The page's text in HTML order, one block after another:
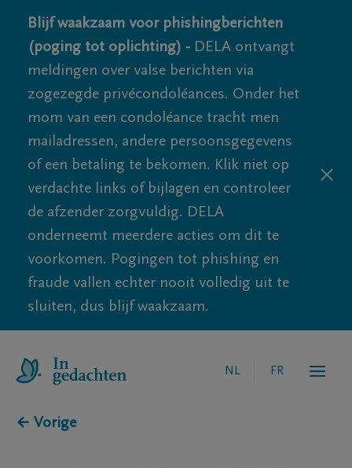
Blijf waakzaam voor phishingberichten
(poging tot oplichting) - DELA ontvangt
meldingen over valse berichten via
zogezegde privécondoléances. Onder het
mom van een condoléance tracht men
mailadressen, andere persoonsgegevens
of een betaling te bekomen. Klik niet op
verdachte links of bijlagen en controleer
de afzender zorgvuldig. DELA
onderneemt meerdere acties om dit te
voorkomen. Pogingen tot phishing en
fraude vallen echter nooit volledig uit te
sluiten, dus blijf waakzaam.
NL FR
← Vorige